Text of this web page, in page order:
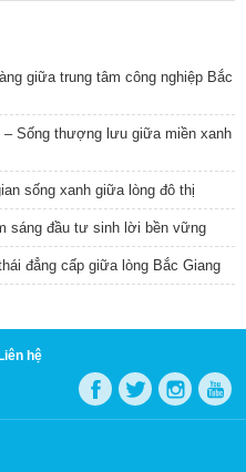
giữa trung tâm công nghiệp Bắc
Sống thượng lưu giữa miền xanh
sống xanh giữa lòng đô thị
sáng đầu tư sinh lời bền vững
đẳng cấp giữa lòng Bắc Giang
Liên hệ